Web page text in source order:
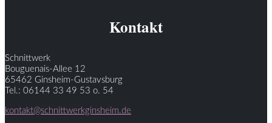
Kontakt
Schnittwerk
Bouguenais-Allee 12
65462 Ginsheim-Gustavsburg
Tel.: 06144 33 49 53 o. 54
kontakt@schnittwerkginsheim.de